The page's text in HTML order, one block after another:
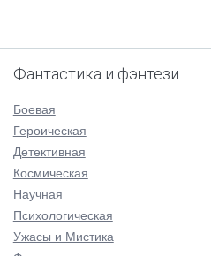
Фантастика и фэнтези
Боевая
Героическая
Детективная
Космическая
Научная
Психологическая
Ужасы и Мистика